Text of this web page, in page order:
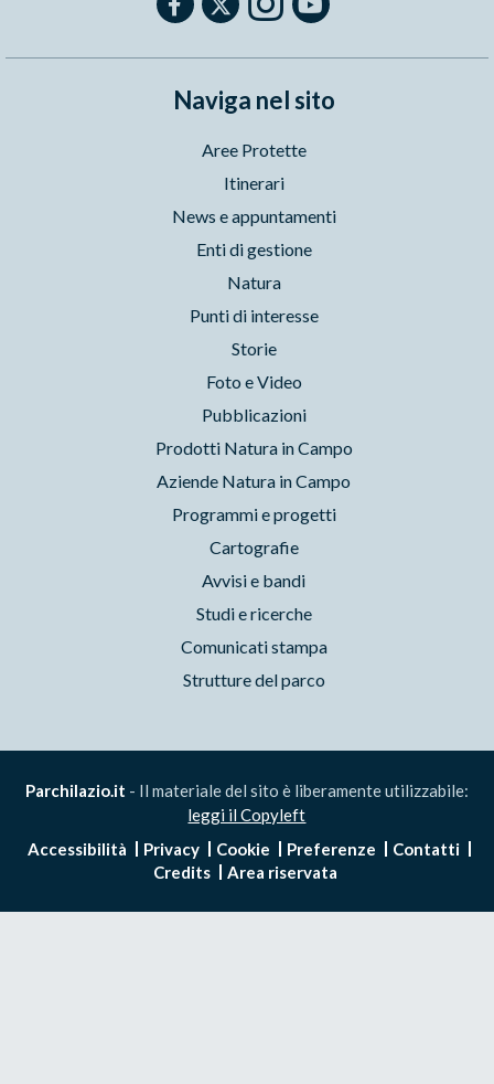
Naviga nel sito
Aree Protette
Itinerari
News e appuntamenti
Enti di gestione
Natura
Punti di interesse
Storie
Foto e Video
Pubblicazioni
Prodotti Natura in Campo
Aziende Natura in Campo
Programmi e progetti
Cartografie
Avvisi e bandi
Studi e ricerche
Comunicati stampa
Strutture del parco
Parchilazio.it - Il materiale del sito è liberamente utilizzabile:
leggi il Copyleft
Accessibilità
Privacy Cookie Preferenze
Contatti
Credits
Area riservata